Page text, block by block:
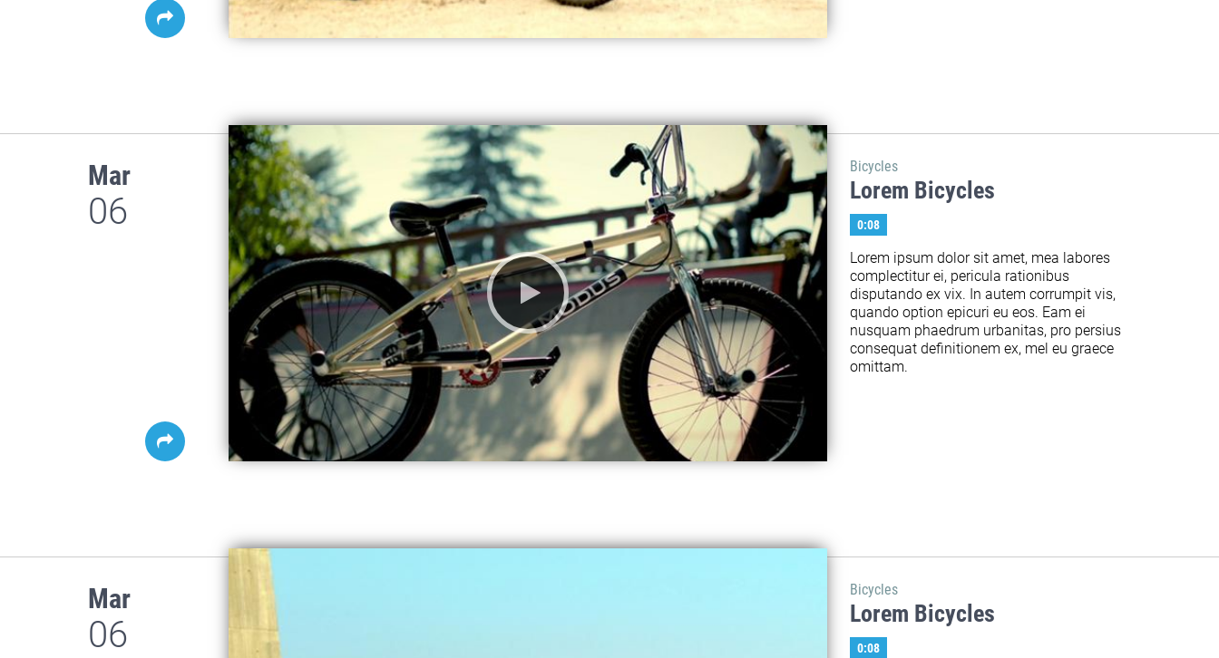
Mar
06
Bicycles
Lorem Bicycles
0:08
Lorem ipsum dolor sit amet, mea labores
complectitur ei, pericula rationibus
disputando ex vix. In autem corrumpit vis,
quando option epicuri eu eos. Eam ei
nusquam phaedrum urbanitas, pro persius
consequat definitionem ex, mel eu graece
omittam.
Mar
06
Bicycles
Lorem Bicycles
0:08